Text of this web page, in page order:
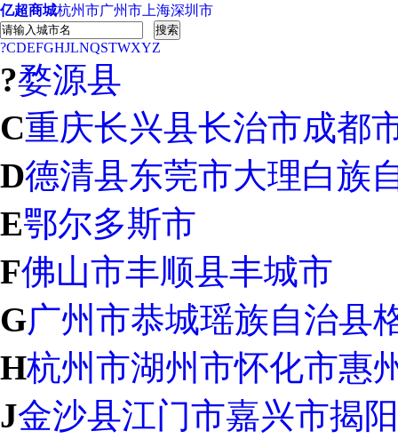
亿超商城杭州市广州市 上海深圳市
搜索
?CDEFGHJLNQSTWXYZ
?婺源县
C重庆长兴县长治市成都
D德清县东莞市大理白族
E鄂尔多斯市
F佛山市丰顺县丰城市
G广州市恭城瑶族自治县
H杭州市湖州市怀化市惠
J金沙县江门市嘉兴市揭